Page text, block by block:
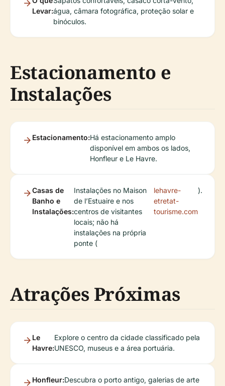
Levar:água, câmara fotográfica, proteção solar e
binóculos.
Estacionamento e
Instalações
Estacionamento:Há estacionamento amplo
disponível em ambos os lados,
Honfleur e Le Havre.
Casas de
Banho e
Instalações:
Instalações no Maison
de l’Estuaire e nos
centros de visitantes
locais; não há
instalações na própria
ponte (
lehavre-
etretat-
tourisme.com
).
Atrações Próximas
Le
Havre:
Explore o centro da cidade classificado pela
UNESCO, museus e a área portuária.
Honfleur:Descubra o porto antigo, galerias de arte